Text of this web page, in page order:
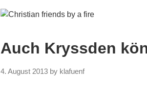
Auch Kryssden
4. August 2013 by klafuenf